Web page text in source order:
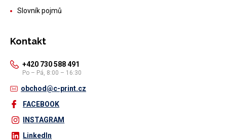
Slovník pojmů
Kontakt
+420 730 588 491
Po – Pá, 8:00 – 16:30
obchod@c-print.cz
FACEBOOK
INSTAGRAM
LinkedIn